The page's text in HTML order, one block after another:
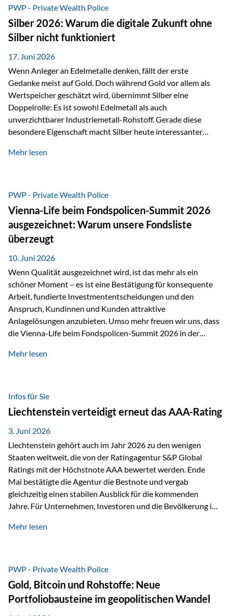
Veränderungen geprägt ist, kann diese aktive
Herangehensweise einen entscheidenden Mehrwert bieten.
Was zeichnet aktive Fonds aus? Aktive Fonds verfolgen das
Ziel, nicht nur einen Markt abzubilden, sondern gezielt
Anlageentscheidungen zu treffen. Fondsmanager
analysieren Unternehmen,…
PWP - Private Wealth Police
Silber 2026: Warum die digitale Zukunft ohne
Silber nicht funktioniert
17. Juni 2026
Wenn Anleger an Edelmetalle denken, fällt der erste
Gedanke meist auf Gold. Doch während Gold vor allem als
Wertspeicher geschätzt wird, übernimmt Silber eine
Doppelrolle: Es ist sowohl Edelmetall als auch
unverzichtbarer Industriemetall-Rohstoff. Gerade diese
besondere Eigenschaft macht Silber heute interessanter
elektrischer – und genau dort spielt Silber eine
Leitfähigkeit aller Metalle. Diese Eigenschaft macht es für
zahlreiche Zukunftstechnologien praktisch unverzichtbar.
Silber findet sich unter anderem in: Solarmodulen
Elektrofahrzeugen Halbleitern Smartphones und Tablets…
Mehr lesen
PWP - Private Wealth Police
Vienna-Life beim Fondspolicen-Summit 2026
ausgezeichnet: Warum unsere Fondsliste
überzeugt
10. Juni 2026
Wenn Qualität ausgezeichnet wird, ist das mehr als ein
schöner Moment – es ist eine Bestätigung für konsequente
Arbeit, fundierte Investmententscheidungen und den
Anspruch, Kundinnen und Kunden attraktive
Anlagelösungen anzubieten. Umso mehr freuen wir uns, dass
die Vienna-Life beim Fondspolicen-Summit 2026 in der
dieser Ehrung ist der renommierte Fondspolicenreport der
analysiert und verglichen wurden. Das Ergebnis: Die ETF-
Auswahl der Vienna-Life zählt zu den drei besten Angeboten
am Markt. Für uns ist diese Auszeichnung eine Bestätigung
unseres Weges und unseres Anspruchs,…
Mehr lesen
Infos für Sie
Liechtenstein verteidigt erneut das AAA-Rating
3. Juni 2026
Liechtenstein gehört auch im Jahr 2026 zu den wenigen
Staaten weltweit, die von der Ratingagentur S&P Global
Ratings mit der Höchstnote AAA bewertet werden. Ende
Mai bestätigte die Agentur die Bestnote und vergab
gleichzeitig einen stabilen Ausblick für die kommenden
Jahre. Für Unternehmen, Investoren und die Bevölkerung ist
finanzielle Stabilität des Landes sowie das Vertrauen
trotz Herausforderungen Die weltwirtschaftlichen
Rahmenbedingungen bleiben anspruchsvoll. Geopolitische
Unsicherheiten, eine verhaltene Investitionstätigkeit und
eine schwächere Nachfrage in wichtigen Exportmärkten
Mehr lesen
PWP - Private Wealth Police
Gold, Bitcoin und Rohstoffe: Neue
Portfoliobausteine im geopolitischen Wandel